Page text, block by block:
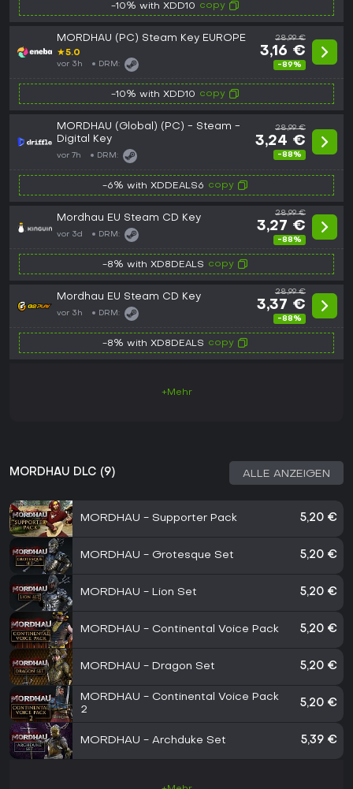
-10% with XDD10 copy
MORDHAU (PC) Steam Key EUROPE
★5.0
vor 3h DRM:
28,99 €
3,16 €
-89%
-10% with XDD10 copy
MORDHAU (Global) (PC) - Steam -
Digital Key
vor 7h DRM:
28,99 €
3,24 €
-88%
-6% with XDDEALS6 copy
Mordhau EU Steam CD Key
vor 3d DRM:
28,99 €
3,27 €
-88%
-8% with XD8DEALS copy
Mordhau EU Steam CD Key
vor 3h DRM:
28,99 €
3,37 €
-88%
-8% with XD8DEALS copy
+Mehr
MORDHAU DLC (9) ALLE ANZEIGEN
MORDHAU - Supporter Pack 5,20 €
MORDHAU - Grotesque Set 5,20 €
MORDHAU - Lion Set 5,20 €
MORDHAU - Continental Voice Pack 5,20 €
MORDHAU - Dragon Set 5,20 €
MORDHAU - Continental Voice Pack
2
5,20 €
MORDHAU - Archduke Set 5,39 €